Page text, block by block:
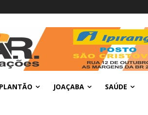
JOAÇABA SAÚDE